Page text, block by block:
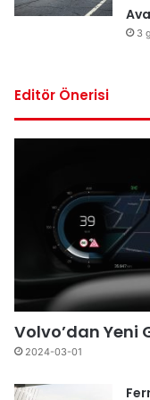
3
Editör Önerisi
Volvo’dan Yeni
2024-03-01